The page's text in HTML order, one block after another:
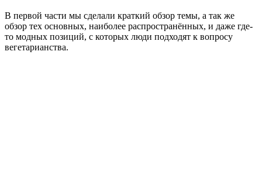
В первой части мы сделали краткий обзор темы, а так же
обзор тех основных, наиболее распространённых, и даже где-
то модных позиций, с которых люди подходят к вопросу
вегетарианства.